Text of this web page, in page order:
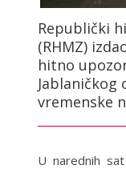
Republički
(RHMZ)
hitno
vremenske
U narednih